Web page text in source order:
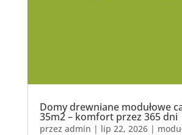
Domy drewniane modułowe
35m2 – komfort przez 365 dni
przez admin | lip 22, 2026|